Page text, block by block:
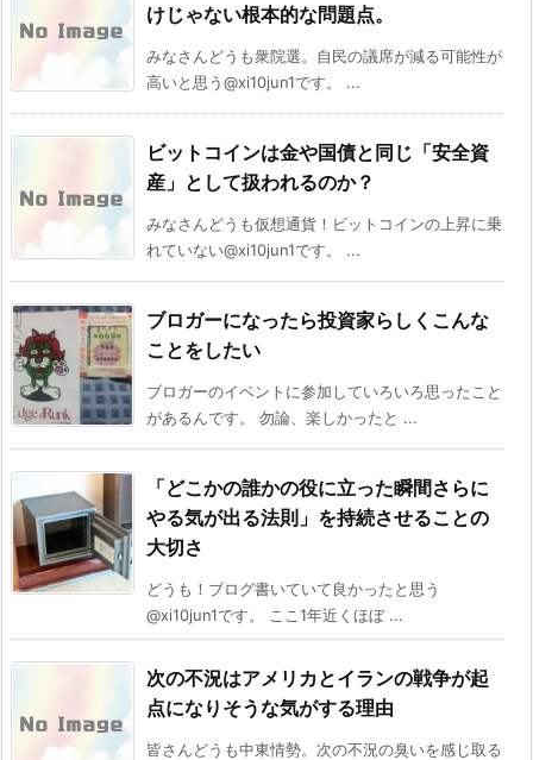
けじゃない根本的な問題点。
みなさんどうも衆院選。自民の議席が減る可能性が
高いと思う@xi10jun1です。 ...
ビットコインは金や国債と同じ「安全資
産」として扱われるのか？
みなさんどうも仮想通貨！ビットコインの上昇に乗
れていない@xi10jun1です。 ...
ブロガーになったら投資家らしくこんな
ことをしたい
ブロガーのイベントに参加していろいろ思ったこと
があるんです。 勿論、楽しかったと ...
「どこかの誰かの役に立った瞬間さらに
やる気が出る法則」を持続させることの
大切さ
どうも！ブログ書いていて良かったと思う
@xi10jun1です。 ここ1年近くほぼ ...
次の不況はアメリカとイランの戦争が起
点になりそうな気がする理由
皆さんどうも中東情勢。次の不況の臭いを感じ取る